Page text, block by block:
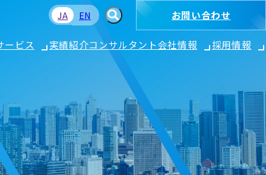
JA EN お問い合わせ
ービス 実績紹介コンサルタント会社情報 採用情報